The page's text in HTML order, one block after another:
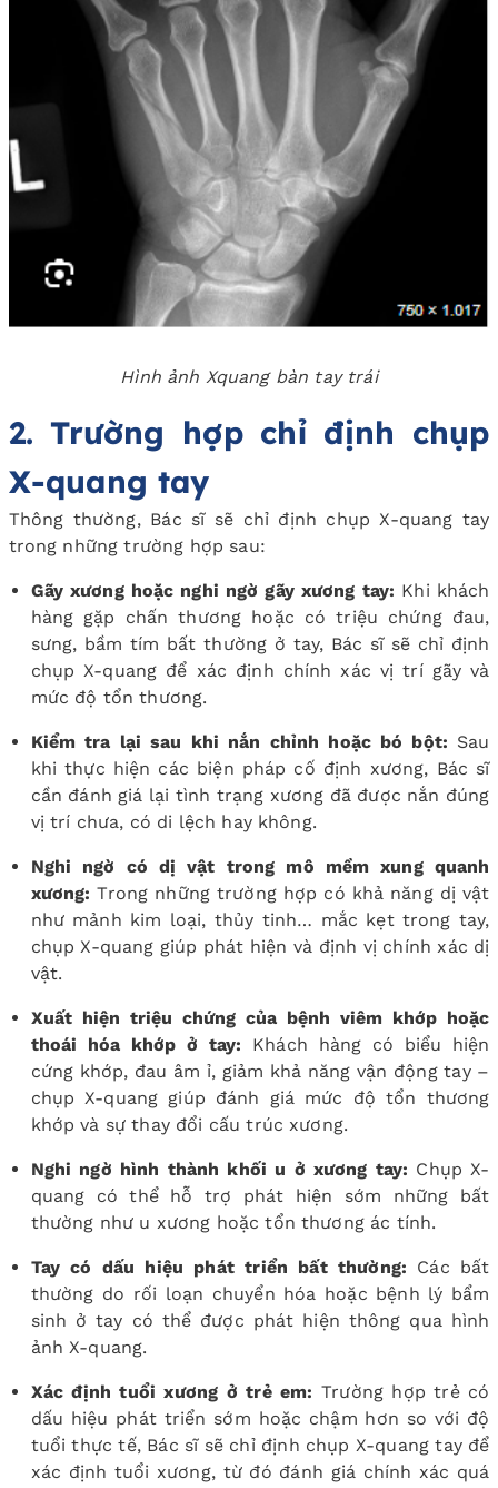
Hình ảnh Xquang bàn tay trái
2. Trường hợp chỉ định chụp
X-quang tay
Thông thường, Bác sĩ sẽ chỉ định chụp X-quang tay
trong những trường hợp sau:
Gãy xương hoặc nghi ngờ gãy xương tay: Khi khách
hàng gặp chấn thương hoặc có triệu chứng đau,
sưng, bầm tím bất thường ở tay, Bác sĩ sẽ chỉ định
chụp X-quang để xác định chính xác vị trí gãy và
mức độ tổn thương.
Kiểm tra lại sau khi nắn chỉnh hoặc bó bột: Sau
khi thực hiện các biện pháp cố định xương, Bác sĩ
cần đánh giá lại tình trạng xương đã được nắn đúng
vị trí chưa, có di lệch hay không.
Nghi ngờ có dị vật trong mô mềm xung quanh
xương: Trong những trường hợp có khả năng dị vật
như mảnh kim loại, thủy tinh… mắc kẹt trong tay,
chụp X-quang giúp phát hiện và định vị chính xác dị
vật.
Xuất hiện triệu chứng của bệnh viêm khớp hoặc
thoái hóa khớp ở tay: Khách hàng có biểu hiện
cứng khớp, đau âm ỉ, giảm khả năng vận động tay –
chụp X-quang giúp đánh giá mức độ tổn thương
khớp và sự thay đổi cấu trúc xương.
Nghi ngờ hình thành khối u ở xương tay: Chụp X-
quang có thể hỗ trợ phát hiện sớm những bất
thường như u xương hoặc tổn thương ác tính.
Tay có dấu hiệu phát triển bất thường: Các bất
thường do rối loạn chuyển hóa hoặc bệnh lý bẩm
sinh ở tay có thể được phát hiện thông qua hình
ảnh X-quang.
Xác định tuổi xương ở trẻ em: Trường hợp trẻ có
dấu hiệu phát triển sớm hoặc chậm hơn so với độ
tuổi thực tế, Bác sĩ sẽ chỉ định chụp X-quang tay để
xác định tuổi xương, từ đó đánh giá chính xác quá